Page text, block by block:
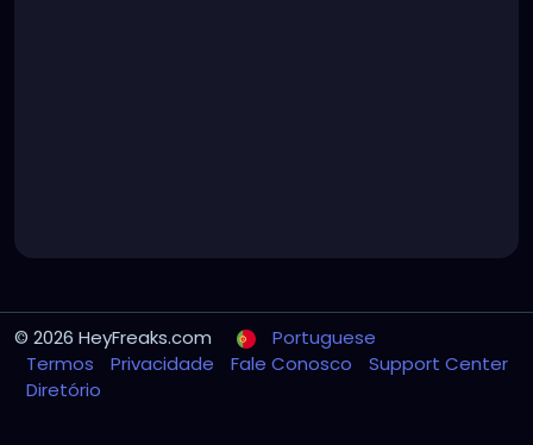
© 2026 HeyFreaks.com
Portuguese
Termos
Privacidade Fale Conosco
Support Center
Diretório